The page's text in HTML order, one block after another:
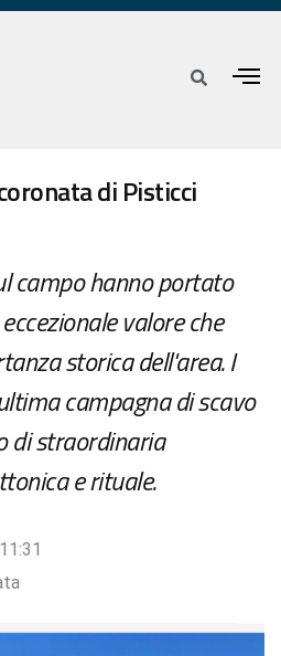
di Pisticci
campo hanno portato
valore che
storica dell'area. I
campagna di scavo
di straordinaria
e rituale.
11:31